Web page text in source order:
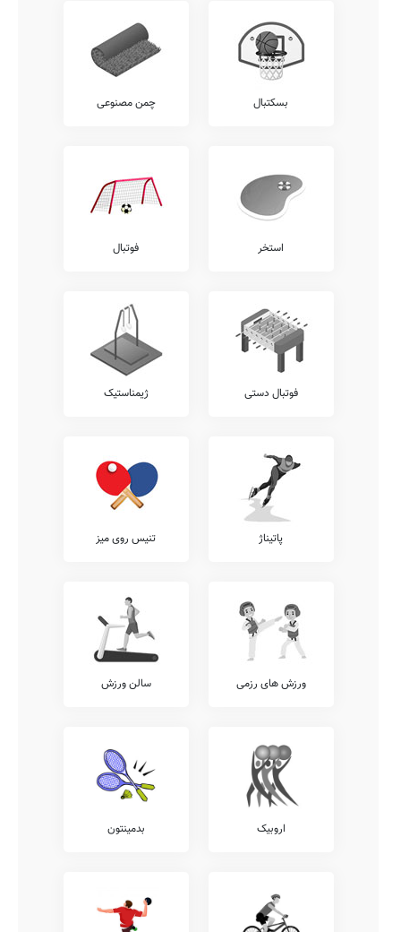
بسکتبال چمن مصنوعی
استخر فوتبال
فوتبال دستی ژیمناستیک
پاتیناژ تنیس روی میز
ورزش های رزمی سالن ورزش
اروبیک بدمینتون